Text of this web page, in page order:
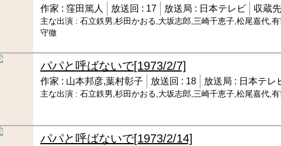
作家 : 窪田篤人 放送回 : 17 放送局 : 日本テレビ 収蔵
主な出演 : 石立鉄男,杉田かおる,大坂志郎,三崎千恵子,松尾嘉代,
守徹
パパと呼ばないで[1973/2/7]
作家 : 山本邦彦,葉村彰子 放送回 : 18 放送局 : 日本テレ
主な出演 : 石立鉄男,杉田かおる,大坂志郎,三崎千恵子,松尾嘉代,
パパと呼ばないで[1973/2/14]